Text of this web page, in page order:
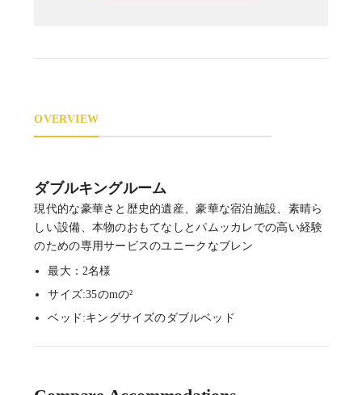
OVERVIEW
ダブルキングルーム
現代的な豪華さと歴史的遺産、豪華な宿泊施設、素晴ら
しい設備、本物のおもてなしとパムッカレでの高い経験
のための専用サービスのユニークなブレン
最大：2名様
サイズ:35のmの²
ベッド:キングサイズのダブルベッド